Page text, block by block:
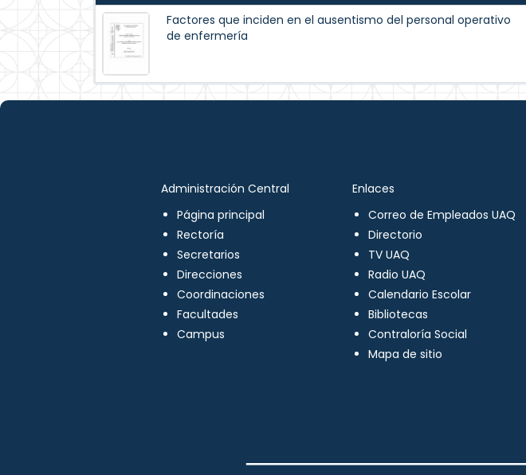
Factores que inciden en el ausentismo del personal operativo
de enfermería
Administración Central
Página principal
Rectoría
Secretarios
Direcciones
Coordinaciones
Facultades
Campus
Enlaces
Correo de Empleados UAQ
Directorio
TV UAQ
Radio UAQ
Calendario Escolar
Bibliotecas
Contraloría Social
Mapa de sitio